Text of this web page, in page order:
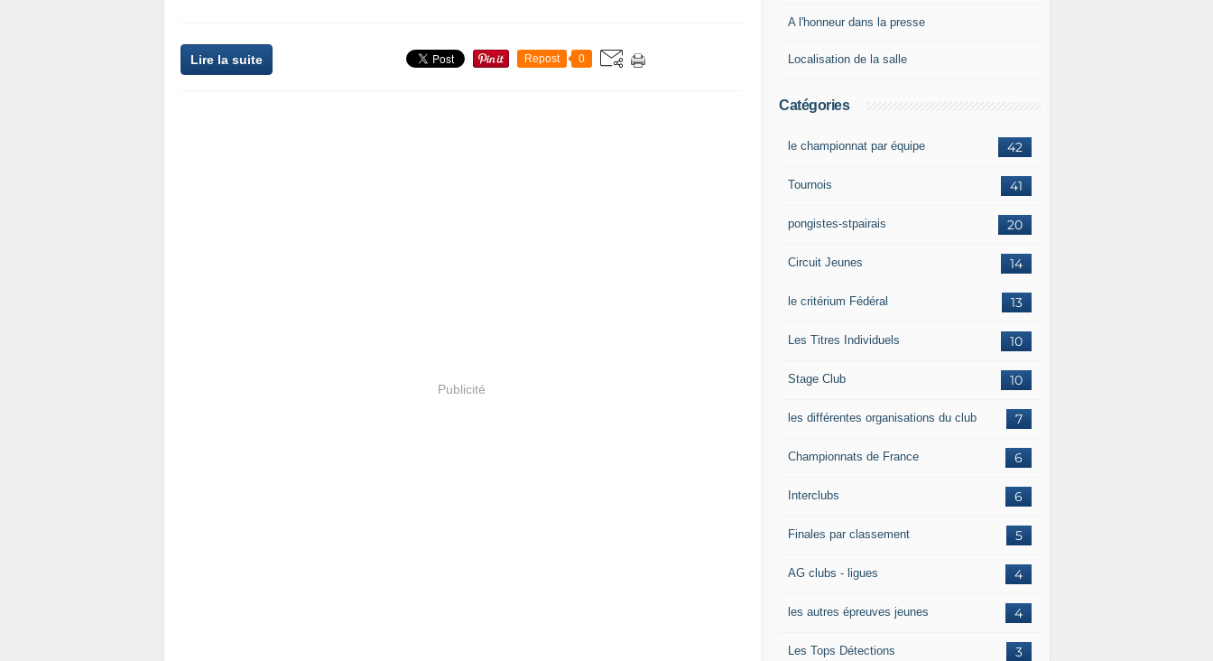
Lire la suite Repost 0
Publicité
A l'honneur dans la presse
Localisation de la salle
Catégories
42
le championnat par équipe
41
Tournois
20
pongistes-stpairais
14
Circuit Jeunes
13
le critérium Fédéral
10
Les Titres Individuels
10
Stage Club
7
les différentes organisations du club
6
Championnats de France
6
Interclubs
5
Finales par classement
4
AG clubs - ligues
4
les autres épreuves jeunes
3
Les Tops Détections